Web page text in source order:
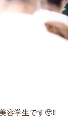
容学生です🥹‼️